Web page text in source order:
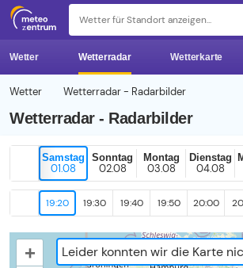
z
Wetter Wetterradar Wetterkarte
Wetter Wetterradar - Radarbilder
Wetterradar - Radarbilder
Samstag
01.08
Sonntag
02.08
Montag
03.08
Dienstag
04.08
19:20 19:30 19:40 19:50 20:00
Leider konnten wir die Karte
+